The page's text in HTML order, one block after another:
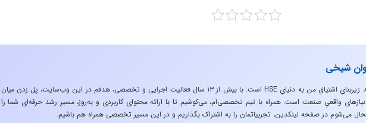
شیخی
«تجربه در صنعت»، زیربنایِ اشتیاقِ من به دنیایِ HSE است. با بیش از ۱۳ سال فعالیت اجرایی و تخصصی، هدفم در این وب‌سایت، پل زدن میان
واقعیِ صنعت است. همراه با تیم تخصصی‌ام، می‌کوشیم تا با ارائه محتوای کاربردی و به‌روز، مسیرِ رشد حرفه‌ای شما را
می‌شوم در صفحه لینکدین، تجربیاتمان را به اشتراک بگذاریم و در این مسیر تخصصی همراه هم باشیم.